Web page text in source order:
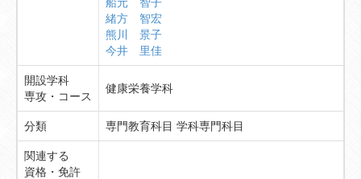
緒方 智宏
熊川 景子
今井 里佳
開設学科
専攻・コース
健康栄養学科
分類 専門教育科目 学科専門科目
関連する
資格・免許